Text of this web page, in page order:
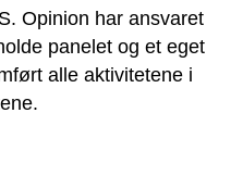
Opinion har ansvaret
panelet og et eget
alle aktivitetene i